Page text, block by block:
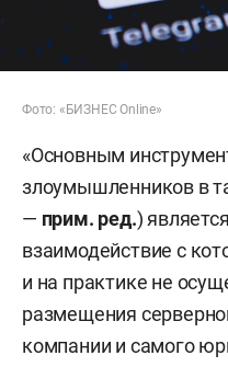
Фото: «БИЗНЕС Online»
«Основным
злоумышленников в
— прим. ред.)
взаимодействие с
и на практике не
размещения
компании и самого